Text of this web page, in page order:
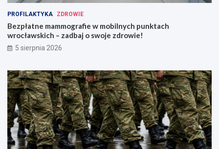
t
r
k
c
j
k
t
ó
r
a
z
m
i
o
c
a
w
s
c
h
–
z
a
d
b
a
PROFILAKTYKA ZDROWIE
Bezpłatne mammografie w mobilnych punktach
wrocławskich – zadbaj o swoje zdrowie!
5 sierpnia 2026